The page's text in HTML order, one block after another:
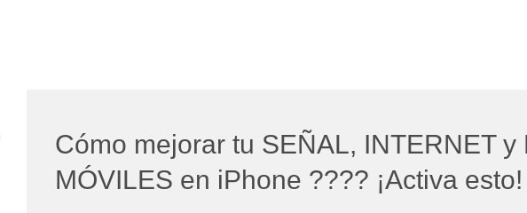
Cómo mejorar tu SEÑAL, INTERNET y
MÓVILES en iPhone ???? ¡Activa esto!